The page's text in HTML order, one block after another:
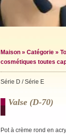
Maison » Catégorie »
cosmétiques toutes
Série D / Série E
Valse (d-70)
Pot à crème rond en